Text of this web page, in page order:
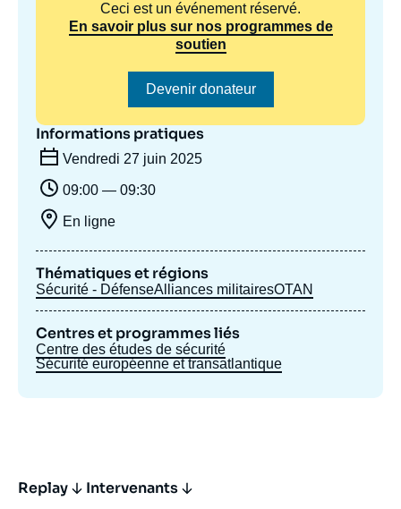
Nous soutenir
Informations pratiques
Vendredi 27 juin 2025
09:00 — 09:30
En ligne
Thématiques et régions
Sécurité - DéfenseAlliances militairesOTAN
Centres et programmes liés
Centre des études de sécurité
Sécurité européenne et transatlantique
Ceci est un événement réservé.
En savoir plus sur nos programmes de
soutien
Devenir donateur
Replay Intervenants